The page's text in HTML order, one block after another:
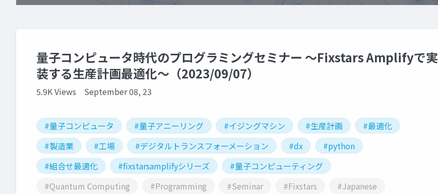
量子コンピュータ時代のプログラミングセミナー ～Fixstars Amplifyで実
装する生産計画最適化～（2023/09/07）
5.9K Views September 08, 23
#量子コンピュータ #量子アニーリング #イジングマシン #生産計画
#最適化
#製造業
#工場 #デジタルトランスフォーメーション #dx
#python
#組合せ最適化
#fixstarsamplifyシリーズ
#量子コンピューティング
#Quantum Computing
#Programming #Seminar #Fixstars #Japanese